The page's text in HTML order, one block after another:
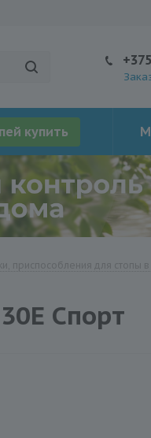
купить
Спорт